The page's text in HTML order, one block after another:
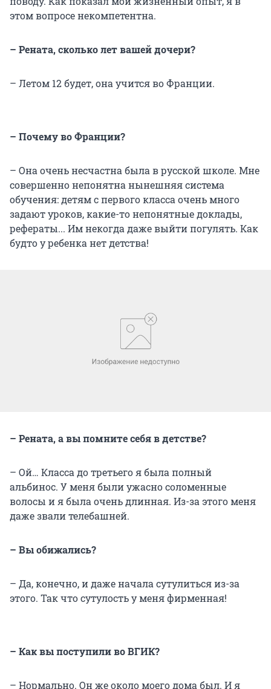
этом вопросе некомпетентна.
– Рената, сколько лет вашей дочери?
– Летом 12 будет, она учится во Франции.
– Почему во Франции?
– Она очень несчастна была в русской школе. Мне
совершенно непонятна нынешняя система
обучения: детям с первого класса очень много
задают уроков, какие-то непонятные доклады,
рефераты... Им некогда даже выйти погулять. Как
будто у ребенка нет детства!
– Рената, а вы помните себя в детстве?
– Ой… Класса до третьего я была полный
альбинос. У меня были ужасно соломенные
волосы и я была очень длинная. Из-за этого меня
даже звали телебашней.
– Вы обижались?
– Да, конечно, и даже начала сутулиться из-за
этого. Так что сутулость у меня фирменная!
– Как вы поступили во ВГИК?
– Нормально. Он же около моего дома был. И я